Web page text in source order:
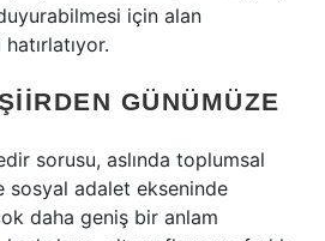
için alan
GÜNÜMÜZE
sorusu, aslında toplumsal
adalet ekseninde
daha geniş bir anlam